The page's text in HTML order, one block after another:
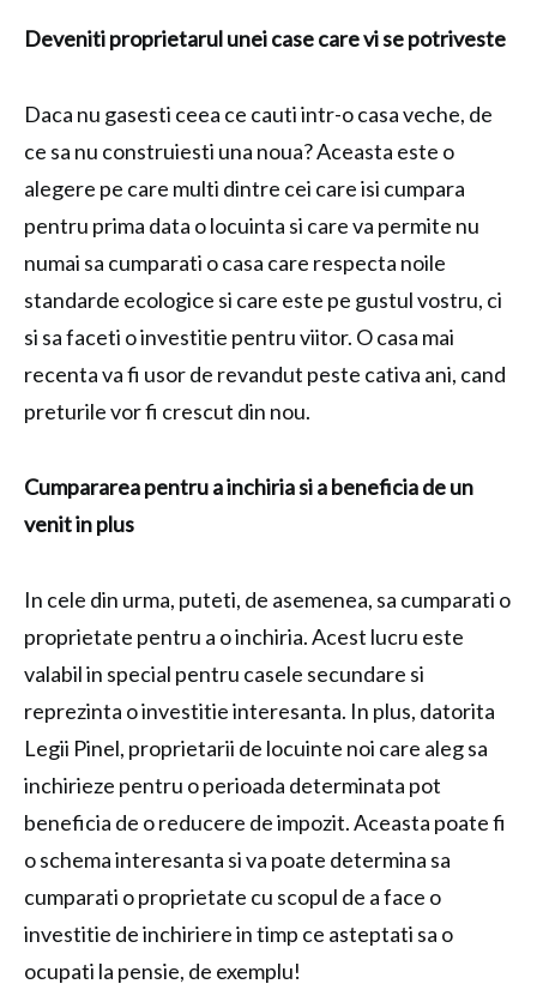
Deveniti proprietarul unei case care vi se potriveste
Daca nu gasesti ceea ce cauti intr-o casa veche, de
ce sa nu construiesti una noua? Aceasta este o
alegere pe care multi dintre cei care isi cumpara
pentru prima data o locuinta si care va permite nu
numai sa cumparati o casa care respecta noile
standarde ecologice si care este pe gustul vostru, ci
si sa faceti o investitie pentru viitor. O casa mai
recenta va fi usor de revandut peste cativa ani, cand
preturile vor fi crescut din nou.
Cumpararea pentru a inchiria si a beneficia de un
venit in plus
In cele din urma, puteti, de asemenea, sa cumparati o
proprietate pentru a o inchiria. Acest lucru este
valabil in special pentru casele secundare si
reprezinta o investitie interesanta. In plus, datorita
Legii Pinel, proprietarii de locuinte noi care aleg sa
inchirieze pentru o perioada determinata pot
beneficia de o reducere de impozit. Aceasta poate fi
o schema interesanta si va poate determina sa
cumparati o proprietate cu scopul de a face o
investitie de inchiriere in timp ce asteptati sa o
ocupati la pensie, de exemplu!